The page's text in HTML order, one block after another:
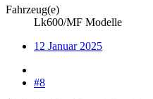
Fahrzeug(e)
Lk600/MF Modelle
12 Januar 2025
#8